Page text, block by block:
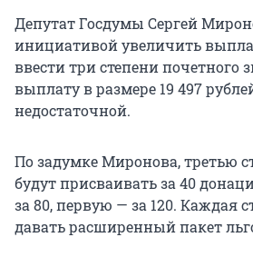
Депутат Госдумы Сергей
инициативой увеличить
ввести три степени почетного
выплату в размере 19 497
недостаточной.
По задумке Миронова, третью
будут присваивать за 40
за 80, первую — за 120. Каждая
давать расширенный пакет